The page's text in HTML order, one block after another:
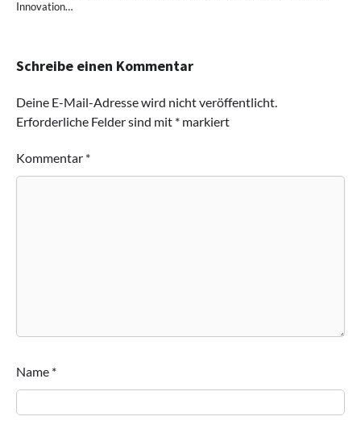
Innovation…
Schreibe einen Kommentar
Deine E-Mail-Adresse wird nicht veröffentlicht.
Erforderliche Felder sind mit * markiert
Kommentar *
Name *